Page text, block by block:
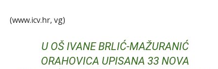
(www.icv.hr, vg)
U OŠ IVANE BRLIĆ-MAŽURANIĆ
ORAHOVICA UPISANA 33 NOVA